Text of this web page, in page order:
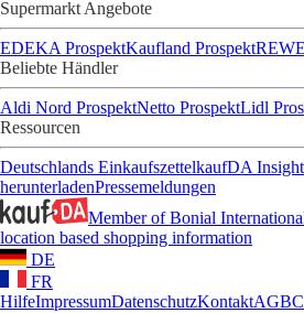
Supermarkt Angebote
EDEKA ProspektKaufland Prospekt
Beliebte Händler
Aldi Nord ProspektNetto ProspektLidl
Ressourcen
Deutschlands EinkaufszettelkaufDA
herunterladenPressemeldungen
Member of Bonial
location based shopping information
DE
FR
HilfeImpressumDatenschutzKontaktAGB